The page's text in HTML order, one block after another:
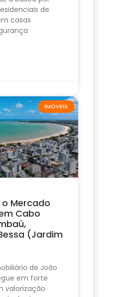
de
casas
IMÓVEIS
Mercado
Cabo
(Jardim
de João
em forte
valorização